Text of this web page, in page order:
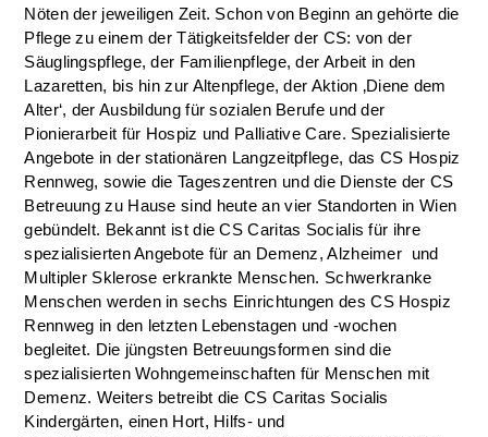
Nöten der jeweiligen Zeit. Schon von Beginn an gehörte die
Pflege zu einem der Tätigkeitsfelder der CS: von der
Säuglingspflege, der Familienpflege, der Arbeit in den
Lazaretten, bis hin zur Altenpflege, der Aktion ‚Diene dem
Alter‘, der Ausbildung für sozialen Berufe und der
Pionierarbeit für Hospiz und Palliative Care. Spezialisierte
Angebote in der stationären Langzeitpflege, das CS Hospiz
Rennweg, sowie die Tageszentren und die Dienste der CS
Betreuung zu Hause sind heute an vier Standorten in Wien
gebündelt. Bekannt ist die CS Caritas Socialis für ihre
spezialisierten Angebote für an Demenz, Alzheimer und
Multipler Sklerose erkrankte Menschen. Schwerkranke
Menschen werden in sechs Einrichtungen des CS Hospiz
Rennweg in den letzten Lebenstagen und -wochen
begleitet. Die jüngsten Betreuungsformen sind die
spezialisierten Wohngemeinschaften für Menschen mit
Demenz. Weiters betreibt die CS Caritas Socialis
Kindergärten, einen Hort, Hilfs- und